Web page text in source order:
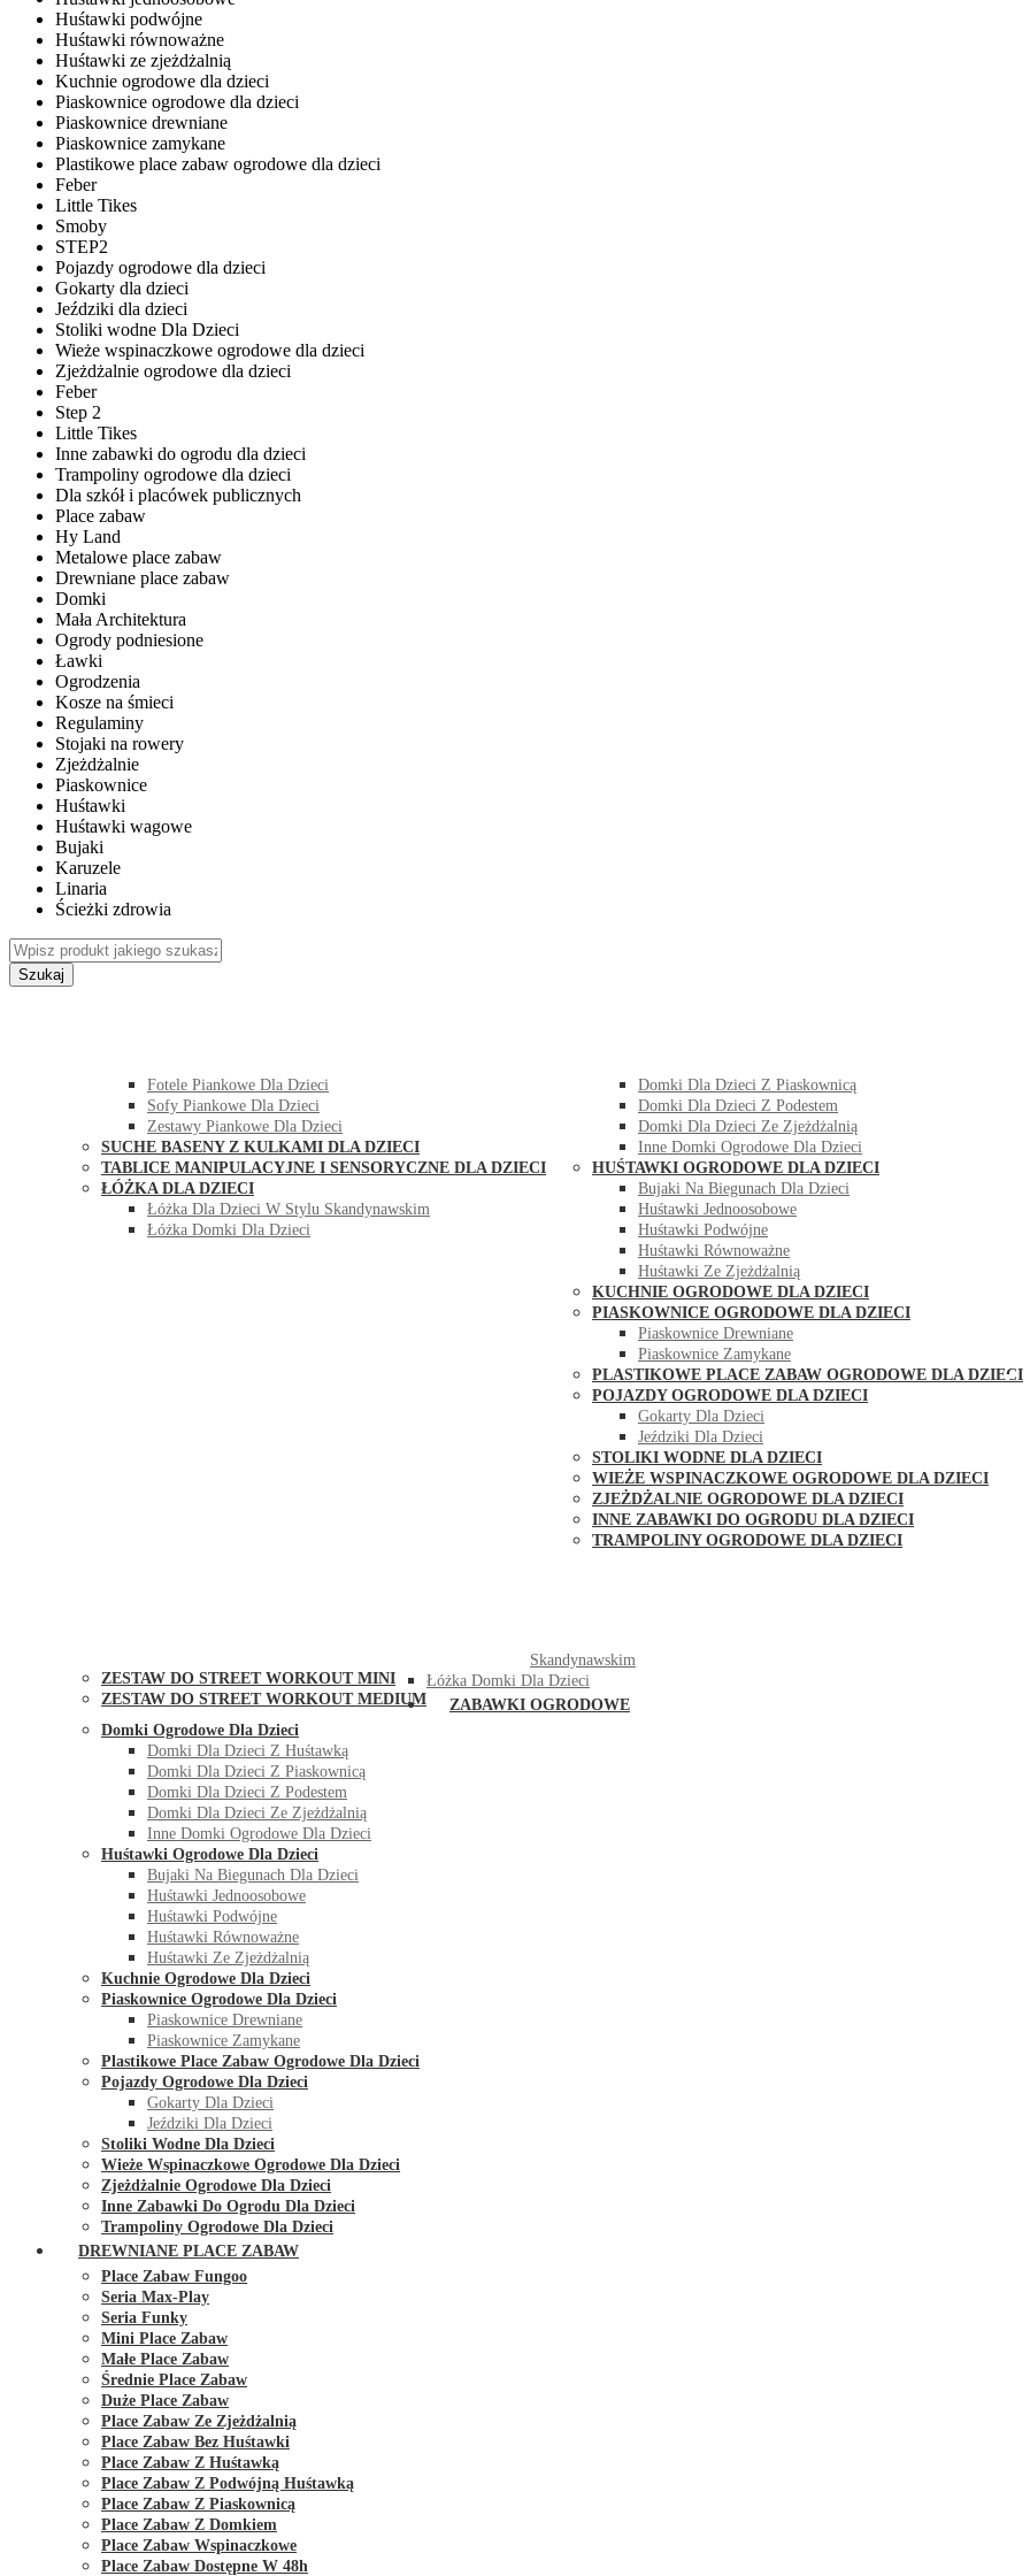
Huśtawki podwójne
Huśtawki równoważne
Huśtawki ze zjeżdżalnią
Kuchnie ogrodowe dla dzieci
Piaskownice ogrodowe dla dzieci
Piaskownice drewniane
Piaskownice zamykane
Plastikowe place zabaw ogrodowe dla dzieci
Feber
Little Tikes
Smoby
STEP2
Pojazdy ogrodowe dla dzieci
Gokarty dla dzieci
Jeździki dla dzieci
Stoliki wodne Dla Dzieci
Wieże wspinaczkowe ogrodowe dla dzieci
Zjeżdżalnie ogrodowe dla dzieci
Feber
Step 2
Little Tikes
Inne zabawki do ogrodu dla dzieci
Trampoliny ogrodowe dla dzieci
Dla szkół i placówek publicznych
Place zabaw
Hy Land
Metalowe place zabaw
Drewniane place zabaw
Domki
Mała Architektura
Ogrody podniesione
Ławki
Ogrodzenia
Kosze na śmieci
Regulaminy
Stojaki na rowery
Zjeżdżalnie
Piaskownice
Huśtawki
Huśtawki wagowe
Bujaki
Karuzele
Linaria
Ścieżki zdrowia
Szukaj
Fotele Piankowe Dla Dzieci
Sofy Piankowe Dla Dzieci
Zestawy Piankowe Dla Dzieci
SUCHE BASENY Z KULKAMI DLA DZIECI
TABLICE MANIPULACYJNE I SENSORYCZNE DLA DZIECI
ŁÓŻKA DLA DZIECI
Łóżka Dla Dzieci W Stylu Skandynawskim
Łóżka Domki Dla Dzieci
Domki Dla Dzieci Z Piaskownicą
Domki Dla Dzieci Z Podestem
Domki Dla Dzieci Ze Zjeżdżalnią
Inne Domki Ogrodowe Dla Dzieci
HUŚTAWKI OGRODOWE DLA DZIECI
Bujaki Na Biegunach Dla Dzieci
Huśtawki Jednoosobowe
Huśtawki Podwójne
Huśtawki Równoważne
Huśtawki Ze Zjeżdżalnią
KUCHNIE OGRODOWE DLA DZIECI
PIASKOWNICE OGRODOWE DLA DZIECI
Piaskownice Drewniane
Piaskownice Zamykane
PLASTIKOWE PLACE ZABAW OGRODOWE DLA DZIECI
POJAZDY OGRODOWE DLA DZIECI
Gokarty Dla Dzieci
Jeździki Dla Dzieci
STOLIKI WODNE DLA DZIECI
WIEŻE WSPINACZKOWE OGRODOWE DLA DZIECI
ZJEŻDŻALNIE OGRODOWE DLA DZIECI
INNE ZABAWKI DO OGRODU DLA DZIECI
TRAMPOLINY OGRODOWE DLA DZIECI
ZESTAW DO STREET WORKOUT MINI
ZESTAW DO STREET WORKOUT MEDIUM
Skandynawskim
Łóżka Domki Dla Dzieci
ZABAWKI OGRODOWE
Domki Ogrodowe Dla Dzieci
Domki Dla Dzieci Z Huśtawką
Domki Dla Dzieci Z Piaskownicą
Domki Dla Dzieci Z Podestem
Domki Dla Dzieci Ze Zjeżdżalnią
Inne Domki Ogrodowe Dla Dzieci
Huśtawki Ogrodowe Dla Dzieci
Bujaki Na Biegunach Dla Dzieci
Huśtawki Jednoosobowe
Huśtawki Podwójne
Huśtawki Równoważne
Huśtawki Ze Zjeżdżalnią
Kuchnie Ogrodowe Dla Dzieci
Piaskownice Ogrodowe Dla Dzieci
Piaskownice Drewniane
Piaskownice Zamykane
Plastikowe Place Zabaw Ogrodowe Dla Dzieci
Pojazdy Ogrodowe Dla Dzieci
Gokarty Dla Dzieci
Jeździki Dla Dzieci
Stoliki Wodne Dla Dzieci
Wieże Wspinaczkowe Ogrodowe Dla Dzieci
Zjeżdżalnie Ogrodowe Dla Dzieci
Inne Zabawki Do Ogrodu Dla Dzieci
Trampoliny Ogrodowe Dla Dzieci
DREWNIANE PLACE ZABAW
Place Zabaw Fungoo
Seria Max-Play
Seria Funky
Mini Place Zabaw
Małe Place Zabaw
Średnie Place Zabaw
Duże Place Zabaw
Place Zabaw Ze Zjeżdżalnią
Place Zabaw Bez Huśtawki
Place Zabaw Z Huśtawką
Place Zabaw Z Podwójną Huśtawką
Place Zabaw Z Piaskownicą
Place Zabaw Z Domkiem
Place Zabaw Wspinaczkowe
Place Zabaw Dostępne W 48h